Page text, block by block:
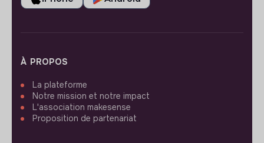
À PROPOS
La plateforme
Notre mission et notre impact
L'association makesense
Proposition de partenariat